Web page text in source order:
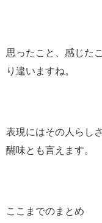
思ったこと、感じた
り違いますね。
表現にはその人らし
醐味とも言えます。
ここまでのまとめ